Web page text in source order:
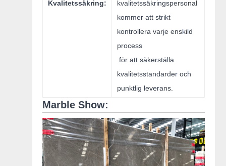
Kvalitetssäkring:
kvalitetssäkringspersonal
kommer att strikt
kontrollera varje enskild
process
för att säkerställa
kvalitetsstandarder och
punktlig leverans.
Marble Show: